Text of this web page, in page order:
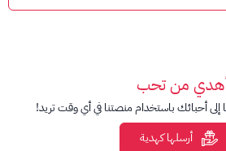
بطاقات هدايا نون وطريقة التفعيل.
من تحب
إلى أحبائك باستخدام منصتنا في أي وقت تريد!
أرسلها كهدية